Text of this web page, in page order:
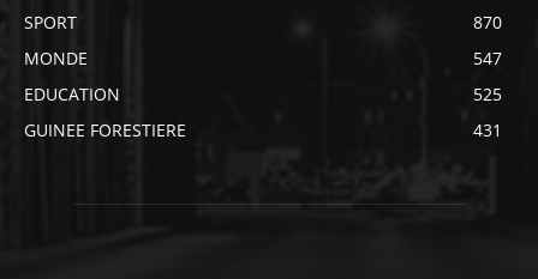
SPORT
870
MONDE
547
EDUCATION
525
GUINEE FORESTIERE
431